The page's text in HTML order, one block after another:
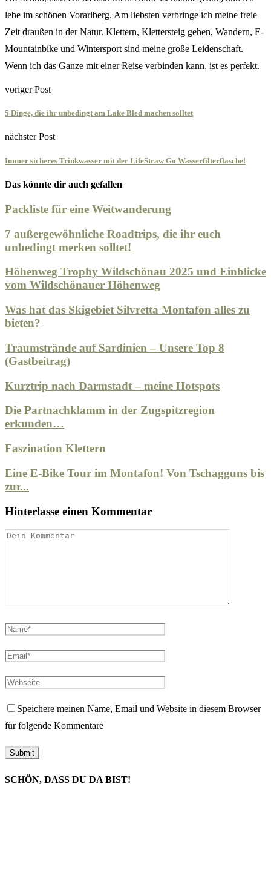
lebe im schönen Vorarlberg. Am liebsten verbringe ich meine freie
Zeit draußen in der Natur. Klettern, Klettersteig gehen, Wandern, E-
Mountainbike und Wintersport sind meine große Leidenschaft.
Wenn ich das Ganze mit einer Reise verbinden kann, ist es perfekt.
voriger Post
5 Dinge, die ihr unbedingt am Lake Bled machen solltet
nächster Post
Immer sicheres Trinkwasser mit der LifeStraw Go Wasserfilterflasche!
Das könnte dir auch gefallen
Packliste für eine Weitwanderung
7 außergewöhnliche Roadtrips, die ihr euch
unbedingt merken solltet!
Höhenweg Trophy Wildschönau 2025 und Einblicke
vom Wildschönauer Höhenweg
Was hat das Skigebiet Silvretta Montafon alles zu
bieten?
Traumstrände auf Sardinien – Unsere Top 8
(Gastbeitrag)
Kurztrip nach Darmstadt – meine Hotspots
Die Partnachklamm in der Zugspitzregion
erkunden…
Faszination Klettern
Eine E-Bike Tour im Montafon! Von Tschagguns bis
zur...
Hinterlasse einen Kommentar
Speichere meinen Name, Email und Website in diesem Browser
für folgende Kommentare
SCHÖN, DASS DU DA BIST!